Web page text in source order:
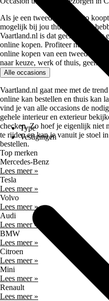
Type
Vestigingen
Als je een tweedehands auto
mogelijk bij jou thuis bezorgd
Vaartland.nl is dat geen probleem
online kopen. Profiteer nu van het
online kopen van een
naar keuze, werk of thuis, geen
Alle occasions
Vaartland.nl gaat mee met de
online kan bestellen en thuis kan
vind je van alle occasions de
gehele interieur en exterieur
checken. Zo hoef je eigenlijk niet
te rijden en kan je vanuit je stoel
bestellen.
Top merken
Mercedes-Benz
Lees meer »
Tesla
Lees meer »
Volvo
Lees meer »
Audi
Lees meer »
BMW
Lees meer »
Citroen
Lees meer »
Mini
Lees meer »
Renault
Lees meer »